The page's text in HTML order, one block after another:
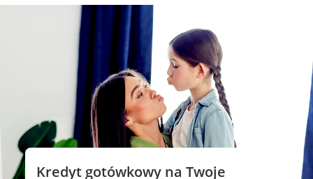
Kredyt gotówkowy na Twoje